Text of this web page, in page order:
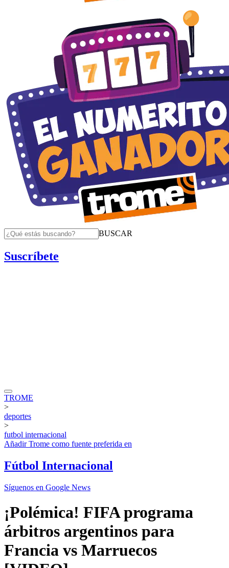
BUSCAR
Suscríbete
TROME
>
deportes
>
futbol internacional
AñadirTrome como fuente preferida en
Fútbol Internacional
Síguenos en Google News
¡Polémica! FIFA programa
árbitros argentinos para
Francia vs Marruecos